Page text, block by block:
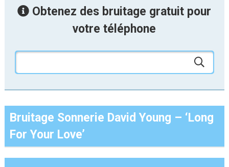
Obtenez des bruitage gratuit pour
votre téléphone
Bruitage Sonnerie David Young – ‘Long
For Your Love’